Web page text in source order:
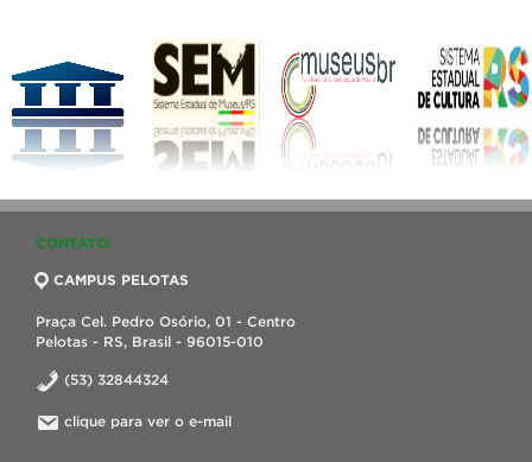
CONTATO:
CAMPUS PELOTAS
Praça Cel. Pedro Osório, 01 - Centro
Pelotas - RS, Brasil - 96015-010
(53) 32844324
clique para ver o e-mail